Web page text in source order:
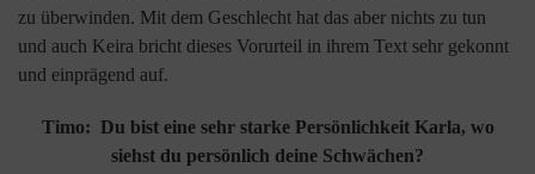
zu überwinden. Mit dem Geschlecht hat das aber nichts zu tun
und auch Keira bricht dieses Vorurteil in ihrem Text sehr gekonnt
und einprägend auf.
Timo: Du bist eine sehr starke Persönlichkeit Karla, wo
siehst du persönlich deine Schwächen?